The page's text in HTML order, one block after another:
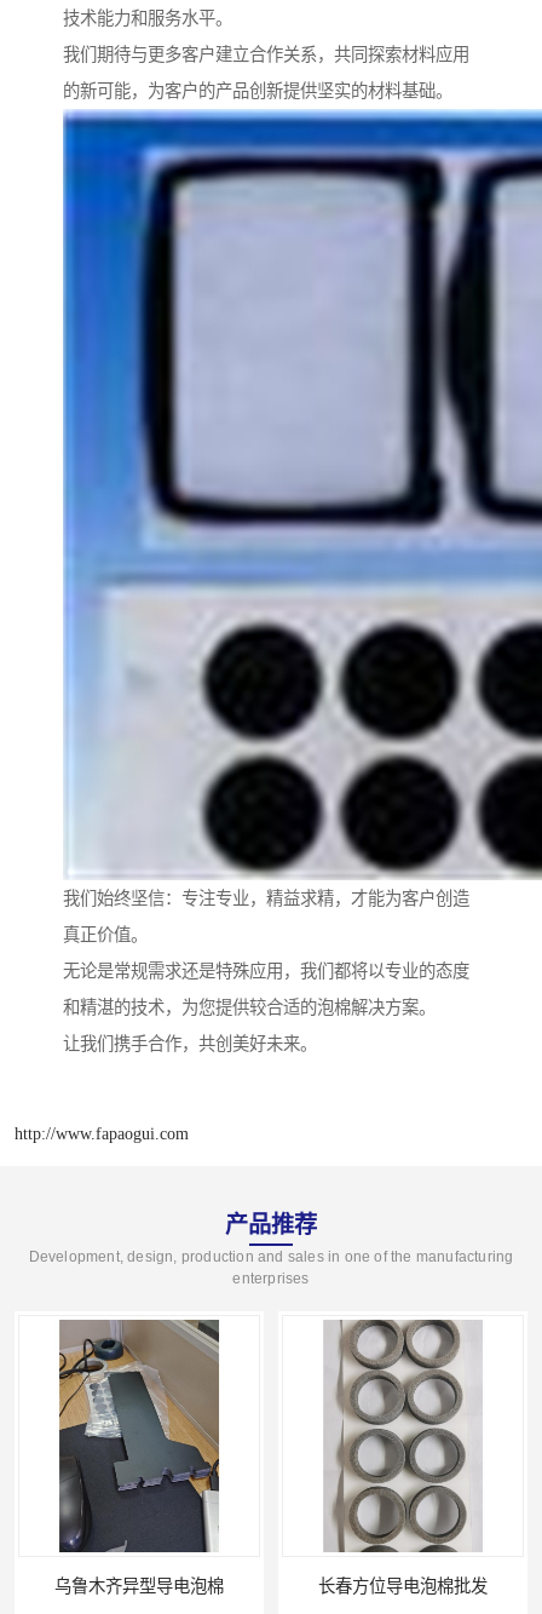
技术能力和服务水平。
我们期待与更多客户建立合作关系，共同探索材料应用
的新可能，为客户的产品创新提供坚实的材料基础。
我们始终坚信：专注专业，精益求精，才能为客户创造
真正价值。
无论是常规需求还是特殊应用，我们都将以专业的态度
和精湛的技术，为您提供较合适的泡棉解决方案。
让我们携手合作，共创美好未来。
http://www.fapaogui.com
产品推荐
Development, design, production and sales in one of the manufacturing
enterprises
乌鲁木齐异型导电泡棉 长春方位导电泡棉批发